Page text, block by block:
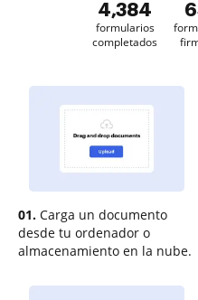
4,384
formularios
completados
01. Carga un documento
desde tu ordenador o
almacenamiento en la nube.